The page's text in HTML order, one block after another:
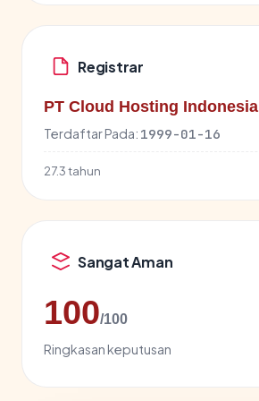
Registrar
PT Cloud Hosting Indonesia
Terdaftar Pada: 1999-01-16
27.3 tahun
Sangat Aman
100/100
Ringkasan keputusan